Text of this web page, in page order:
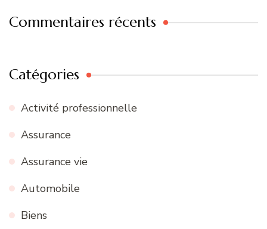
Commentaires récents
Catégories
Activité professionnelle
Assurance
Assurance vie
Automobile
Biens